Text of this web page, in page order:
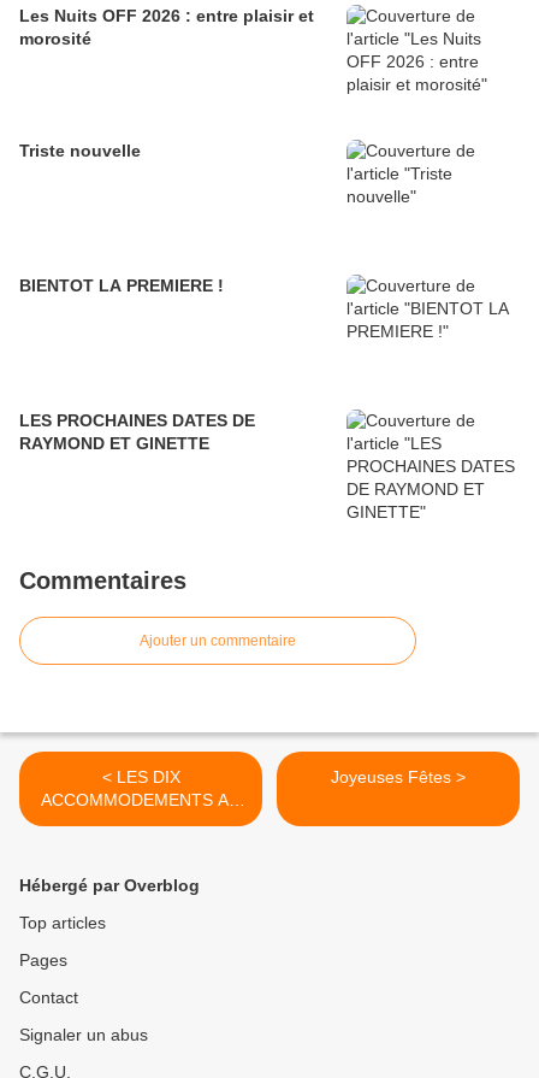
Les Nuits OFF 2026 : entre plaisir et
morosité
Triste nouvelle
BIENTOT LA PREMIERE !
LES PROCHAINES DATES DE
RAYMOND ET GINETTE
Commentaires
Ajouter un commentaire
< LES DIX
ACCOMMODEMENTS AU
THEATRE DE POCHE
Joyeuses Fêtes >
Hébergé par Overblog
Top articles
Pages
Contact
Signaler un abus
C.G.U.